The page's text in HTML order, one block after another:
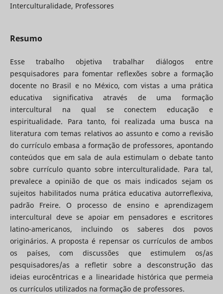
Interculturalidade, Professores
Resumo
Esse trabalho objetiva trabalhar diálogos entre
pesquisadores para fomentar reflexões sobre a formação
docente no Brasil e no México, com vistas a uma prática
educativa significativa através de uma formação
intercultural na qual se conectem educação e
espiritualidade. Para tanto, foi realizada uma busca na
literatura com temas relativos ao assunto e como a revisão
do currículo embasa a formação de professores, apontando
conteúdos que em sala de aula estimulam o debate tanto
sobre currículo quanto sobre interculturalidade. Para tal,
prevalece a opinião de que os mais indicados sejam os
sujeitos habilitados numa prática educativa autorreflexiva,
padrão Freire. O processo de ensino e aprendizagem
intercultural deve se apoiar em pensadores e escritores
latino-americanos, incluindo os saberes dos povos
originários. A proposta é repensar os currículos de ambos
os países, com discussões que estimulem os/as
pesquisadores/as a refletir sobre a desconstrução das
ideias eurocêntricas e a linearidade histórica que permeia
os currículos utilizados na formação de professores.